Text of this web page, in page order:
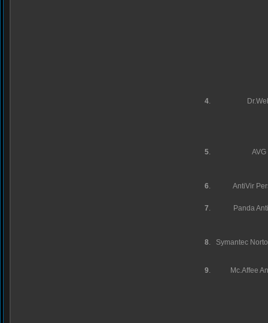
4.
5. AVG
6. AntiVir
7. Panda
8. Symantec
9. Mc.Affee